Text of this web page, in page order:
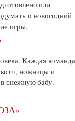
или
о новогодний
игры.
Каждая команда
ножницы и
снежную бабу.